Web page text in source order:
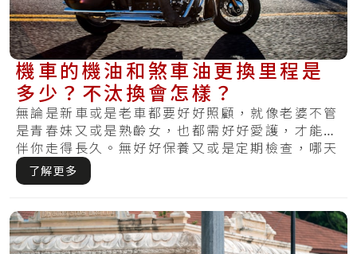
機車的機油和煞車油更換里程是
多少？不汰換會怎樣？
無論是新車或是老車都要好好照顧，就像老婆不管
是青春妹又或是熟齡女，也都需好好愛護，才能陪
伴你走得長久。無好好保養又或是定期檢查，哪天
發現.....
了解更多